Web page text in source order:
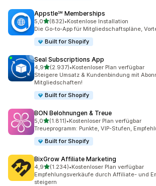
Appstle℠ Memberships
5,0von 5 Sternen
(832)
832 Rezensionen insgesamt
•Kostenlose Installation
Die Go-to-App für Mitgliedschaftspläne,
Built for Shopify
Seal Subscriptions App
4,9von 5 Sternen
(2.937)
2937 Rezensionen insgesamt
•Kostenloser Plan verfügbar
Steigere Umsatz & Kundenbindung mit
Mitgliedschaften!
Built for Shopify
BON Belohnungen & Treue
5,0von 5 Sternen
(1.811)
1811 Rezensionen insgesamt
•Kostenloser Plan verfügbar
Treueprogramm: Punkte, VIP-Stufen,
Built for Shopify
BixGrow Affiliate Marketing
4,9von 5 Sternen
(1.234)
1234 Rezensionen insgesamt
•Kostenloser Plan verfügbar
Empfehlungsverkäufe durch Affiliate- und
steigern